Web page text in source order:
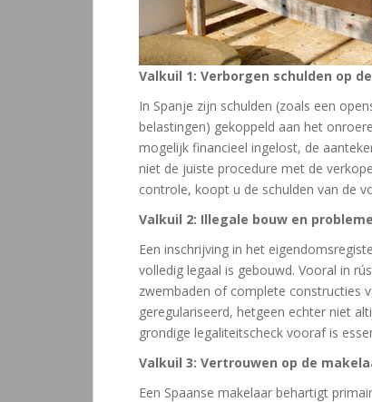
Valkuil 1: Verborgen schulden op
In Spanje zijn schulden (zoals een
belastingen) gekoppeld aan het
mogelijk financieel ingelost, de
niet de juiste procedure met de
controle, koopt u de schulden van de
Valkuil 2: Illegale bouw en
Een inschrijving in het
volledig legaal is gebouwd. Vooral in
zwembaden of complete constructies
geregulariseerd, hetgeen echter niet
grondige legaliteitscheck vooraf is
Valkuil 3: Vertrouwen op de
Een Spaanse makelaar behartigt